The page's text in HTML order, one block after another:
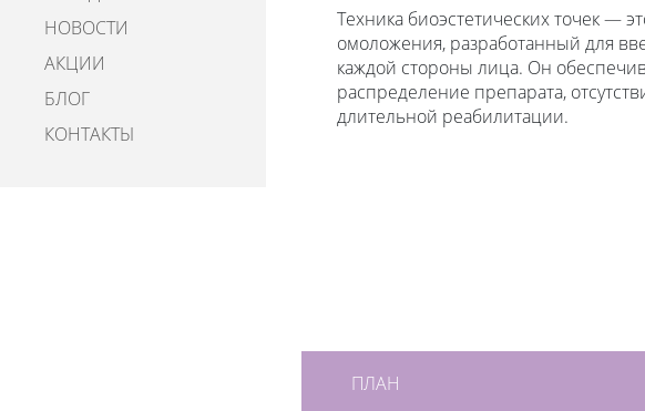
НОВОСТИ
АКЦИИ
БЛОГ
КОНТАКТЫ
Техника биоэстетических точек —
омоложения, разработанный для
каждой стороны лица. Он
распределение препарата,
длительной реабилитации.
ПЛАН